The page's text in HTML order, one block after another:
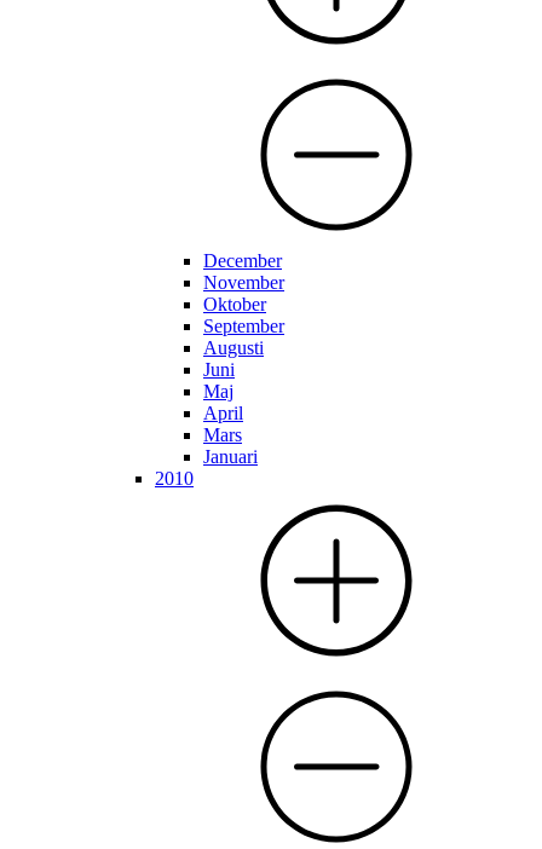
December
November
Oktober
September
Augusti
Juni
Maj
April
Mars
Januari
2010